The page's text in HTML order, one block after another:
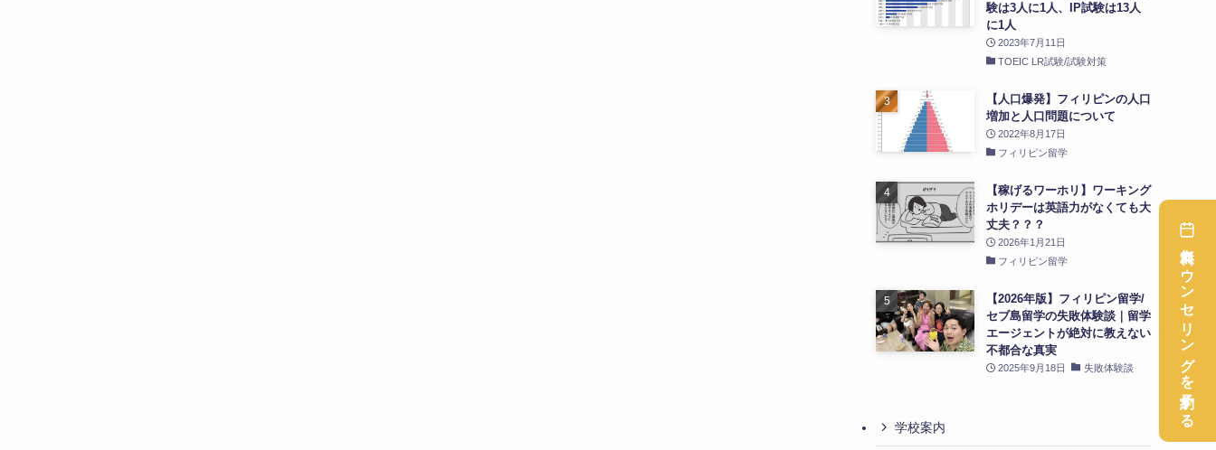
験は3人に1人、IP試験は13人
に1人
2023年7月11日
TOEIC LR試験/試験対策
【人口爆発】フィリピンの人口
増加と人口問題について
2022年8月17日
フィリピン留学
【稼げるワーホリ】ワーキング
ホリデーは英語力がなくても大
丈夫？？？
2026年1月21日
フィリピン留学
【2026年版】フィリピン留学/
セブ島留学の失敗体験談｜留学
エージェントが絶対に教えない
不都合な真実
2025年9月18日 失敗体験談
学校案内
無料カウンセリングを予約する